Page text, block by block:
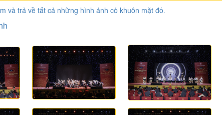
và trả về tất cả những hình ảnh có khuôn mặt đó.